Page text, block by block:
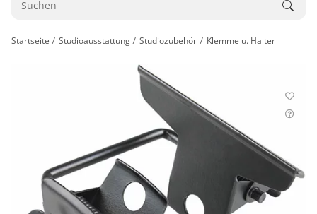
Startseite Studioausstattung Studiozubehör Klemme u. Halter